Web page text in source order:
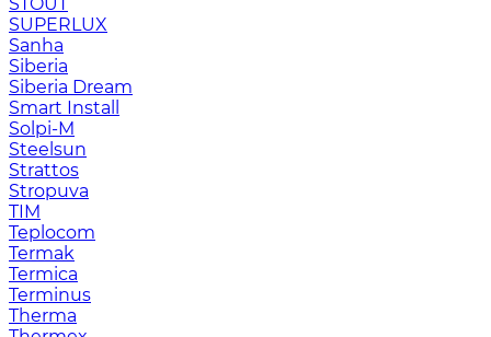
SUPERLUX
Sanha
Siberia
Siberia Dream
Smart Install
Solpi-M
Steelsun
Strattos
Stropuva
TIM
Teplocom
Termak
Termica
Terminus
Therma